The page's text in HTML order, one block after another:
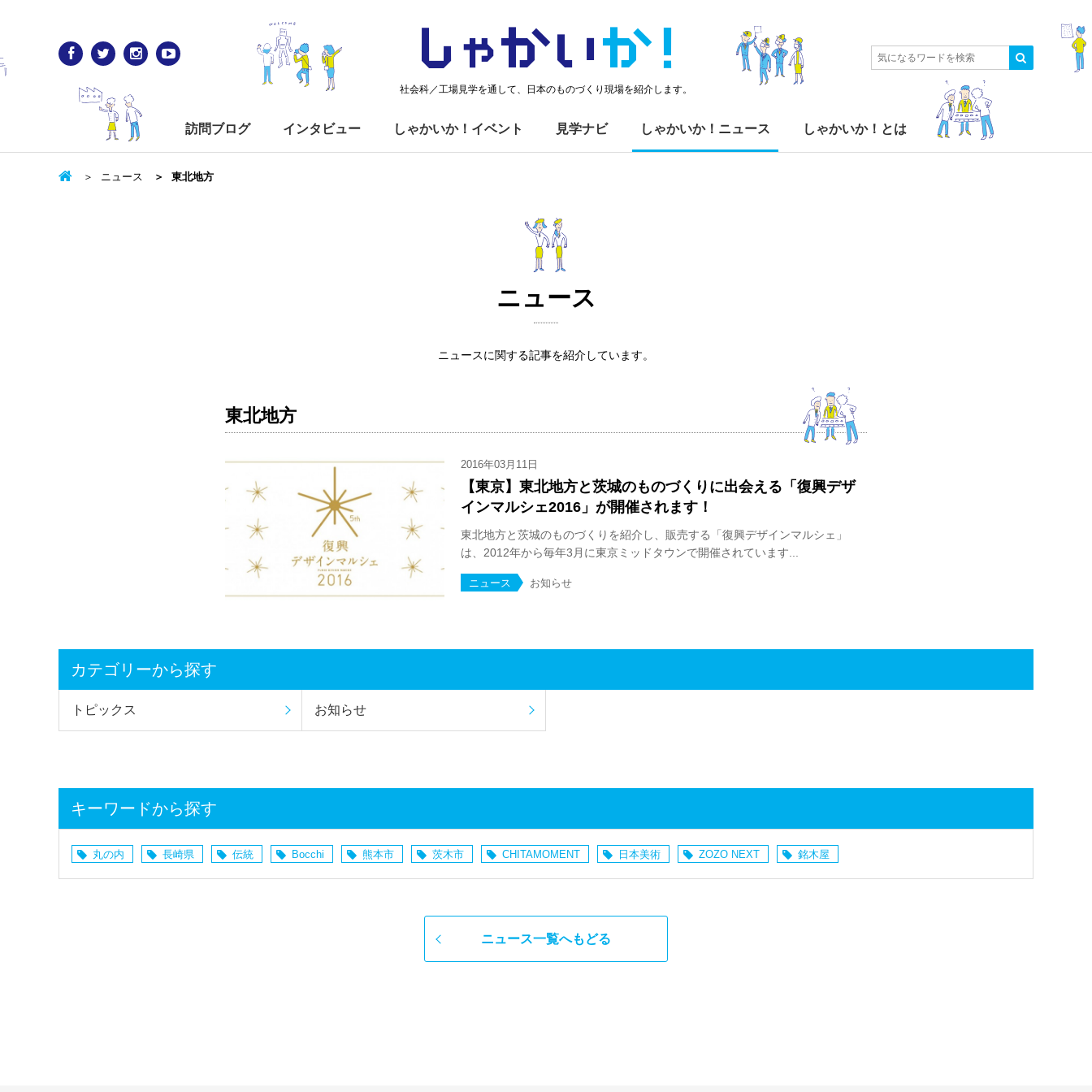
しゃかいか！
社会科／工場見学を通して、日本のものづくり現場を紹介します。
訪問ブログ インタビュー しゃかいか！イベント 見学ナビ しゃかいか！ニュース しゃかいか！とは
ニュース 東北地方
ニュース
ニュースに関する記事を紹介しています。
東北地方
2016年03月11日
【東京】東北地方と茨城のものづくりに出会える「復興デザ
インマルシェ2016」が開催されます！
東北地方と茨城のものづくりを紹介し、販売する「復興デザインマルシェ」
は、2012年から毎年3月に東京ミッドタウンで開催されています...
ニュース お知らせ
カテゴリーから探す
トピックス お知らせ
キーワードから探す
丸の内 長崎県 伝統 Bocchi 熊本市 茨木市 CHITAMOMENT 日本美術 ZOZO NEXT 銘木屋
ニュース一覧へもどる